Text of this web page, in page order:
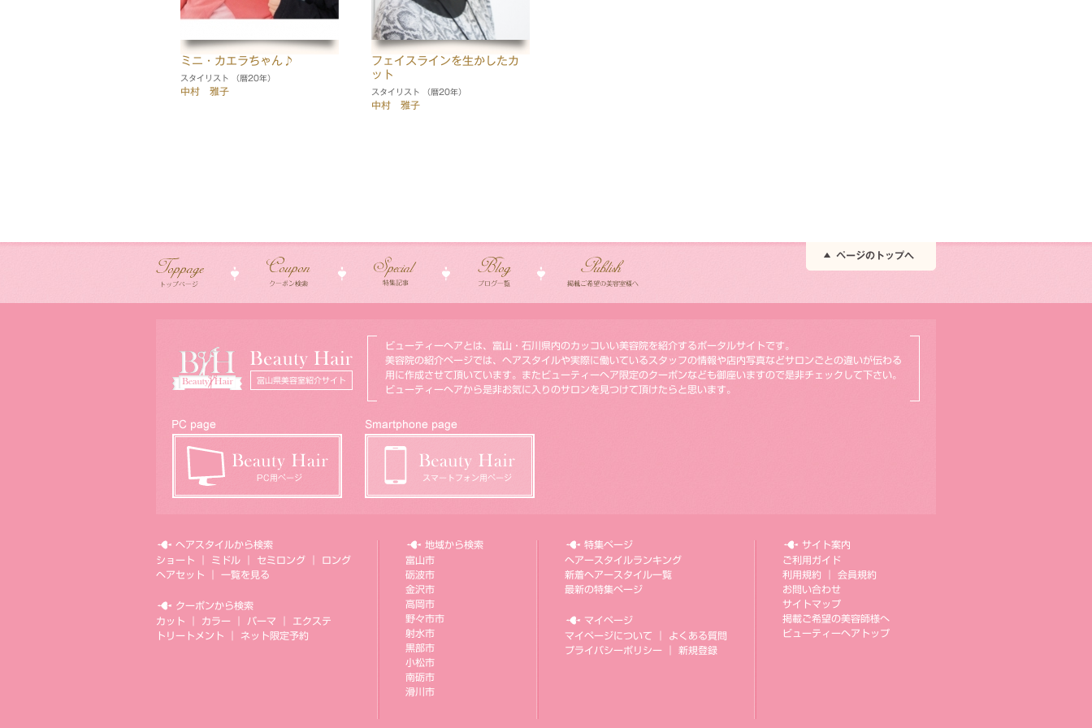
ミニ・カエラちゃん♪
スタイリスト （暦20年）
中村 雅子
フェイスラインを生かしたカ
ット
スタイリスト （暦20年）
中村 雅子
ビューティーヘアとは、富山・石川県内のカッコいい美容院を紹介するポータルサイトです。
美容院の紹介ページでは、ヘアスタイルや実際に働いているスタッフの情報や店内写真などサロンごとの違いが伝わる
用に作成させて頂いています。またビューティーヘア限定のクーポンなども御座いますので是非チェックして下さい。
ビューティーヘアから是非お気に入りのサロンを見つけて頂けたらと思います。
ヘアスタイルから検索
ショート
ミドル セミロング
ロング
ヘアセット
一覧を見る
クーポンから検索
カット
カラー パーマ
エクステ
トリートメント
ネット限定予約
地域から検索
富山市
砺波市
金沢市
高岡市
野々市市
射水市
黒部市
小松市
南砺市
滑川市
特集ページ
ヘアースタイルランキング
新着ヘアースタイル一覧
最新の特集ページ
マイページ
マイページについて
よくある質問
プライバシーポリシー
新規登録
サイト案内
ご利用ガイド
利用規約
会員規約
お問い合わせ
サイトマップ
掲載ご希望の美容師様へ
ビューティーヘアトップ